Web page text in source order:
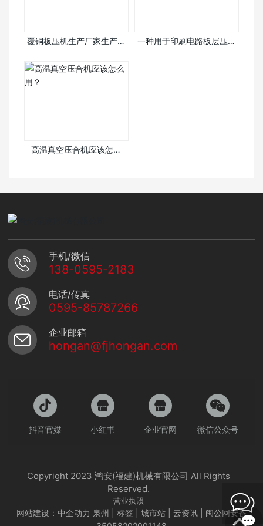
覆铜板压机生产厂家生产的
一种用于印刷电路板层压板
高温真空压合机应该怎么
手机/微信
138-0595-2183
电话/传真
0595-85787266
企业邮箱
hongan@fjhongan.com
抖音官媒 小红书 企业官网 微信公众号
Copyright 2023 鸿安(福建)机械有限公司 All Rights
Reserved.
营业执照
网站建设：中企动力 泉州 标签 城市站| 云资讯| 闽公网安备